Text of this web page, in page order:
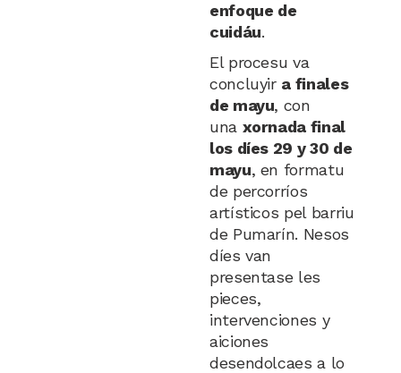
enfoque de
cuidáu.
El procesu va
concluyir a finales
de mayu, con
una xornada final
los díes 29 y 30 de
mayu, en formatu
de percorríos
artísticos pel barriu
de Pumarín. Nesos
díes van
presentase les
pieces,
intervenciones y
aiciones
desendolcaes a lo